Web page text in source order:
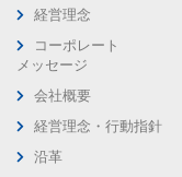
経営理念
コーポレート
メッセージ
会社概要
経営理念・行動指針
沿革